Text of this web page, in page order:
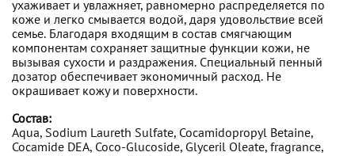
ухаживает и увлажняет, равномерно распределяется по
коже и легко смывается водой, даря удовольствие всей
семье. Благодаря входящим в состав смягчающим
компонентам сохраняет защитные функции кожи, не
вызывая сухости и раздражения. Специальный пенный
дозатор обеспечивает экономичный расход. Не
окрашивает кожу и поверхности.
Состав:
Aqua, Sodium Laureth Sulfate, Cocamidopropyl Betaine,
Cocamide DEA, Coco-Glucoside, Glyceril Oleate, fragrance,